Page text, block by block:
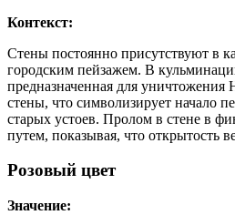
Контекст:
Стены постоянно присутствуют в
городским пейзажем. В
предназначенная для уничтожения
стены, что символизирует начало
старых устоев. Пролом в стене в
путем, показывая, что открытость
Розовый цвет
Значение: